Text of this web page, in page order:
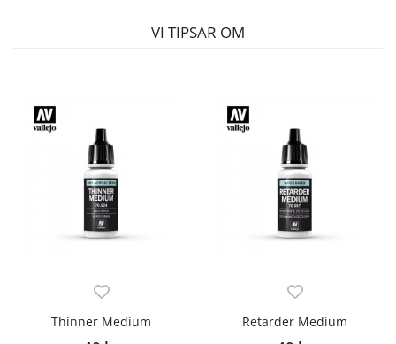
VI TIPSAR OM
Thinner Medium Retarder Medium